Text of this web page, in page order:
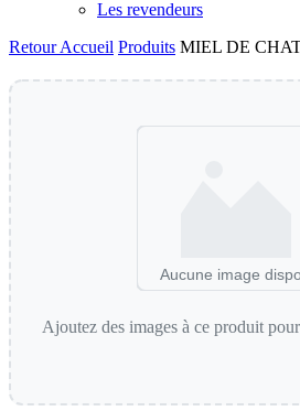
Les revendeurs
RetourAccueil Produits MIEL DE
Aucune image
Ajoutez des images à ce produit